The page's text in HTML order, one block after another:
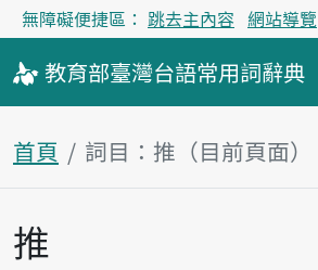
無障礙便捷區： 跳去主內容 網站導覽
教育部臺灣台語常用詞辭典
首頁 詞目：推（目前頁面）
主內容區塊
推